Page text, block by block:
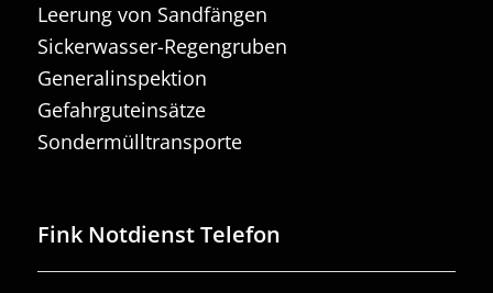
Leerung von Sandfängen
Sickerwasser-Regengruben
Generalinspektion
Gefahrguteinsätze
Sondermülltransporte
Fink Notdienst Telefon